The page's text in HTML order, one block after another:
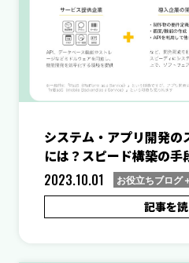
システム・アプリ開発の
には？スピード構築の手
2023.10.01
お役立ちブログ
記事を